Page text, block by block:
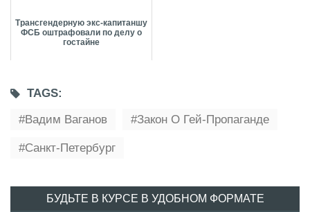
Трансгендерную экс-капитаншу
ФСБ оштрафовали по делу о
гостайне
TAGS:
Вадим Ваганов
Закон О Гей-Пропаганде
Санкт-Петербург
БУДЬТЕ В КУРСЕ В УДОБНОМ ФОРМАТЕ